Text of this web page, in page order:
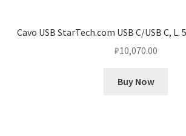
Cavo USB StarTech.com USB C/USB C,
₽10,070.00
Buy Now